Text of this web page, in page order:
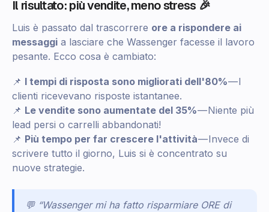
Il risultato: più vendite, meno stress 🎉
Luis è passato dal trascorrere ore a rispondere ai
messaggi a lasciare che Wassenger facesse il lavoro
pesante. Ecco cosa è cambiato:
📌 I tempi di risposta sono migliorati dell'80%— I
clienti ricevevano risposte istantanee.
📌 Le vendite sono aumentate del 35%— Niente più
lead persi o carrelli abbandonati!
📌 Più tempo per far crescere l'attività— Invece di
scrivere tutto il giorno, Luis si è concentrato su
nuove strategie.
💬“Wassenger mi ha fatto risparmiare ORE di